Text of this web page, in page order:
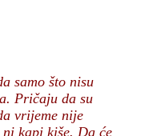
samo što nisu
Pričaju da su
vrijeme nije
kapi kiše. Da će